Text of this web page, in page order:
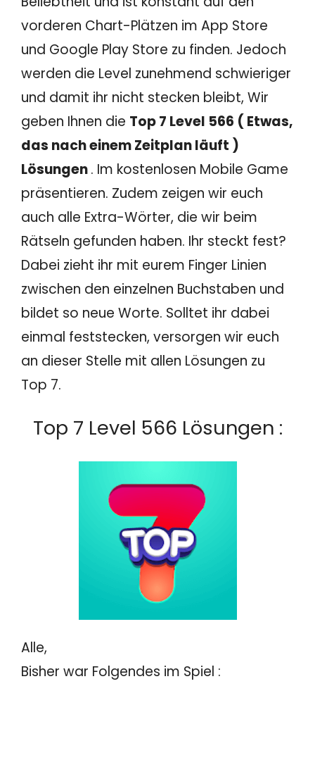
vorderen Chart-Plätzen im App Store
und Google Play Store zu finden. Jedoch
werden die Level zunehmend schwieriger
und damit ihr nicht stecken bleibt, Wir
geben Ihnen die Top 7 Level 566 ( Etwas,
das nach einem Zeitplan läuft )
Lösungen. Im kostenlosen Mobile Game
präsentieren. Zudem zeigen wir euch
auch alle Extra-Wörter, die wir beim
Rätseln gefunden haben. Ihr steckt fest?
Dabei zieht ihr mit eurem Finger Linien
zwischen den einzelnen Buchstaben und
bildet so neue Worte. Solltet ihr dabei
einmal feststecken, versorgen wir euch
an dieser Stelle mit allen Lösungen zu
Top 7.
Top 7 Level 566 Lösungen :
Alle,
Bisher war Folgendes im Spiel :